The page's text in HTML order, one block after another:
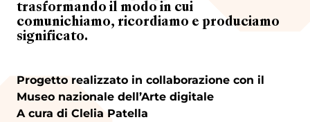
trasformando il modo in cui
comunichiamo, ricordiamo e produciamo
significato.
Progetto realizzato in collaborazione con il
Museo nazionale dell’Arte digitale
A cura di Clelia Patella